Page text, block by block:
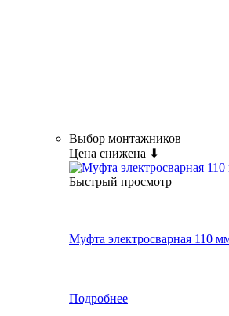
Выбор монтажников
Цена снижена ⬇
Быстрый просмотр
Муфта электросварная 110
Подробнее